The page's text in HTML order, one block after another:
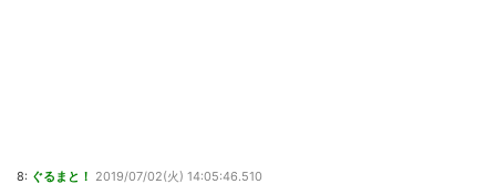
8: ぐるまと！ 2019/07/02(火) 14:05:46.510